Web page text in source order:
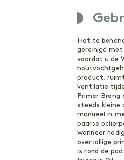
Het te
gereinigd met
voordat u de
product,
ventilatie
Primer Breng
steeds kleine
manueel in
paarse
wanneer
overtollige
is rond de